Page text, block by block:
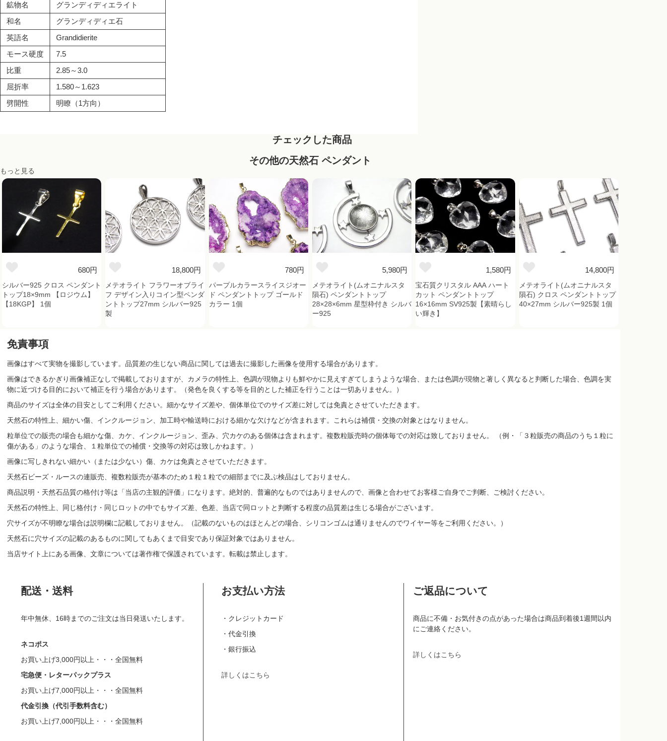
鉱物名
グランディディエライト
和名
グランディディエ石
英語名
Grandidierite
モース硬度
7.5
比重
2.85～3.0
屈折率
1.580～1.623
劈開性
明瞭（1方向）
チェックした商品
その他の天然石 ペンダント
もっと見る
680円
シルバー925 クロス ペンダント
トップ18×9mm 【ロジウム】
【18KGP】 1個
18,800円
メテオライト フラワーオブライ
フ デザイン入りコイン型ペンダ
ントトップ27mm シルバー925
製
780円
パープルカラースライスジオー
ド ペンダントトップ ゴールド
カラー 1個
5,980円
メテオライト(ムオニナルスタ
隕石) ペンダントトップ
28×28×6mm 星型枠付き シルバ
ー925
1,580円
宝石質クリスタル AAA ハート
カット ペンダントトップ
16×16mm SV925製【素晴らし
い輝き】
14,800円
メテオライト(ムオニナルスタ
隕石) クロス ペンダントトップ
40×27mm シルバー925製 1個
免責事項
画像はすべて実物を撮影しています。品質差の生じない商品に関しては過去に撮影した画像を使用する場合があります。
画像はできるかぎり画像補正なしで掲載しておりますが、カメラの特性上、色調が現物よりも鮮やかに見えすぎてしまうような場合、または色調が現物と著しく異なると判断した場合、色調を実
物に近づける目的において補正を行う場合があります。（発色を良くする等を目的とした補正を行うことは一切ありません。）
商品のサイズは全体の目安としてご利用ください。細かなサイズ差や、個体単位でのサイズ差に対しては免責とさせていただきます。
天然石の特性上、細かい傷、インクルージョン、加工時や輸送時における細かな欠けなどが含まれます。これらは補償・交換の対象とはなりません。
粒単位での販売の場合も細かな傷、カケ、インクルージョン、歪み、穴カケのある個体は含まれます。複数粒販売時の個体毎での対応は致しておりません。 （例・「３粒販売の商品のうち１粒に
傷がある」のような場合、１粒単位での補償・交換等の対応は致しかねます。）
画像に写しきれない細かい（または少ない）傷、カケは免責とさせていただきます。
天然石ビーズ・ルースの連販売、複数粒販売が基本のため１粒１粒での細部までに及ぶ検品はしておりません。
商品説明・天然石品質の格付け等は「当店の主観的評価」になります。絶対的、普遍的なものではありませんので、画像と合わせてお客様ご自身でご判断、ご検討ください。
天然石の特性上、同じ格付け・同じロットの中でもサイズ差、色差、当店で同ロットと判断する程度の品質差は生じる場合がございます。
穴サイズが不明瞭な場合は説明欄に記載しておりません。（記載のないものはほとんどの場合、シリコンゴムは通りませんのでワイヤー等をご利用ください。）
天然石に穴サイズの記載のあるものに関してもあくまで目安であり保証対象ではありません。
当店サイト上にある画像、文章については著作権で保護されています。転載は禁止します。
配送・送料
年中無休、16時までのご注文は当日発送いたします。
ネコポス
お買い上げ3,000円以上・・・全国無料
宅急便・レターパックプラス
お買い上げ7,000円以上・・・全国無料
代金引換（代引手数料含む）
お買い上げ7,000円以上・・・全国無料
お支払い方法
・クレジットカード
・代金引換
・銀行振込
詳しくはこちら
ご返品について
商品に不備・お気付きの点があった場合は商品到着後1週間以内
にご連絡ください。
詳しくはこちら